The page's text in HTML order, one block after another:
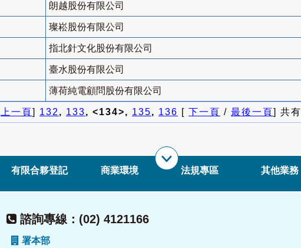
朗越股份有限公司
璨崧股份有限公司
指北針文化股份有限公司
臺水股份有限公司
薄荷純電顧問股份有限公司
上一頁] 132, 133, <134>, 135, 136 [ 下一頁 / 最後一頁] 共有
有限合夥登記 商業環境 法規專區 其他業務
諮詢專線：(02) 4121166
署本部